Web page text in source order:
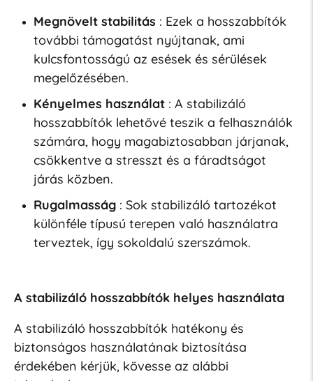
Megnövelt stabilitás : Ezek a hosszabbítók
további támogatást nyújtanak, ami
kulcsfontosságú az esések és sérülések
megelőzésében.
Kényelmes használat: A stabilizáló
hosszabbítók lehetővé teszik a felhasználók
számára, hogy magabiztosabban járjanak,
csökkentve a stresszt és a fáradtságot
járás közben.
Rugalmasság: Sok stabilizáló tartozékot
különféle típusú terepen való használatra
terveztek, így sokoldalú szerszámok.
A stabilizáló hosszabbítók helyes használata
A stabilizáló hosszabbítók hatékony és
biztonságos használatának biztosítása
érdekében kérjük, kövesse az alábbi